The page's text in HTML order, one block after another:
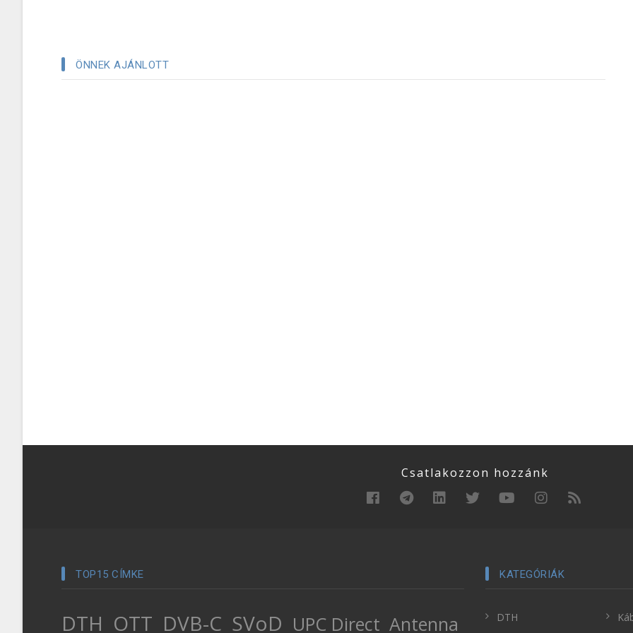
ÖNNEK AJÁNLOTT
Csatlakozzon hozzánk
TOP15 CÍMKE
DTH OTT DVB-C SVoD UPC Direct Antenna
KATEGÓRIÁK
DTH